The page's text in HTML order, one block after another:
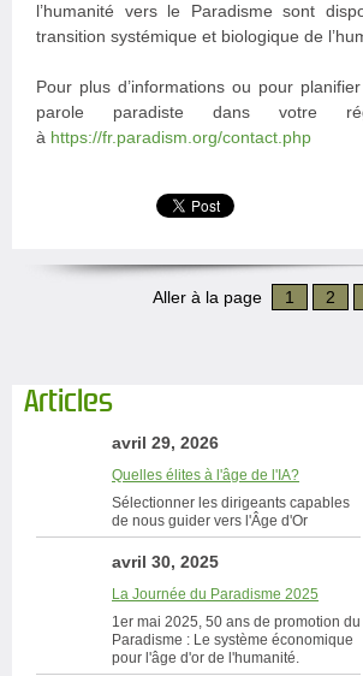
l’humanité vers le Paradisme sont
transition systémique et biologique de
Pour plus d’informations ou pour
parole paradiste dans votre
à https://fr.paradism.org/contact.php
Aller à la page 1 2
Articles
avril 29, 2026
Quelles élites à l'âge de l'IA?
Sélectionner les dirigeants capables
de nous guider vers l'Âge d'Or
avril 30, 2025
La Journée du Paradisme 2025
1er mai 2025, 50 ans de promotion du
Paradisme : Le système économique
pour l'âge d'or de l'humanité.